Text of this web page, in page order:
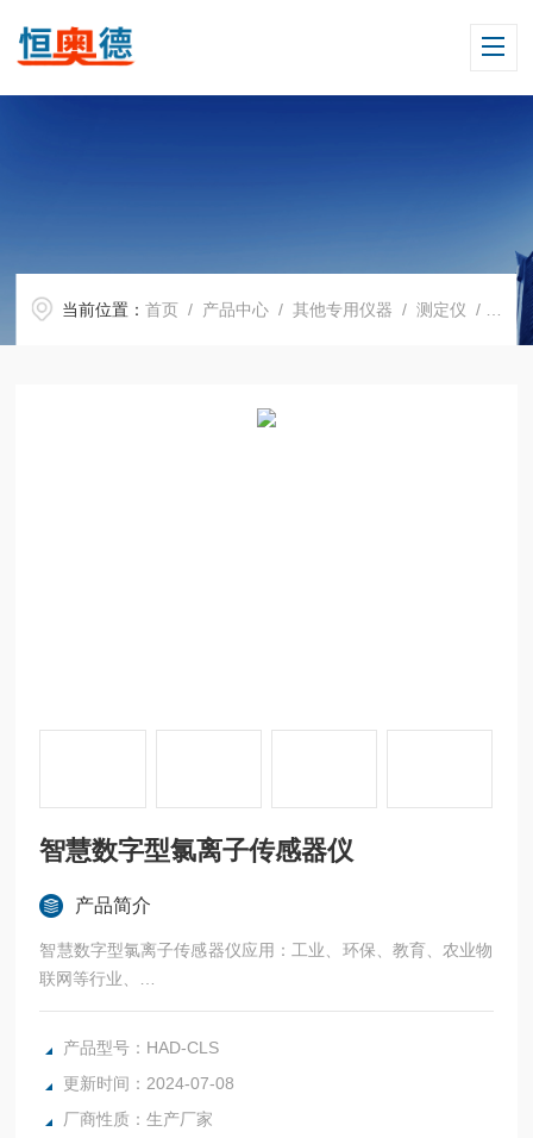
当前位置：首页 / 产品中心 /其他专用仪器 /测定仪 / HAD-CLS智慧数字型氯离子传感器仪
智慧数字型氯离子传感器仪
产品简介
智慧数字型氯离子传感器仪应用：工业、环保、教育、农业物
联网等行业、
测量范围 1.8…35000ppm
pH范围2…12pH
产品型号：HAD-CLS
更新时间：2024-07-08
厂商性质：生产厂家